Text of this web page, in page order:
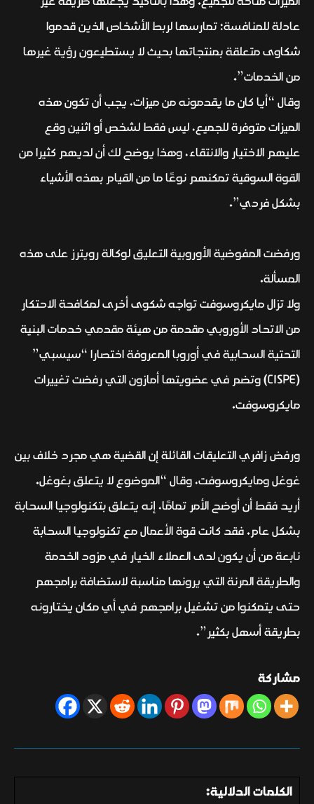
عادلة للمنافسة؛ تمارسها لربط الأشخاص الذين قدموا
شكاوى متعلقة بمنتجاتها بحيث لا يستطيعون رؤية غيرها
من الخدمات”.
وقال “أيا كان ما يقدمونه من ميزات، يجب أن تكون هذه
الميزات متوفرة للجميع، ليس فقط لشخص أو اثنين وقع
عليهم الاختيار والانتقاء، وهذا يوضح لك أن لديهم كثيرا من
القوة السوقية تمكنهم نوعًا ما من القيام بهذه الأشياء
بشكل فردي”.
ورفضت المفوضية الأوروبية التعليق لوكالة رويترز على هذه
المسألة.
ولا تزال مايكروسوفت تواجه شكوى أخرى لمكافحة الاحتكار
من الاتحاد الأوروبي مقدمة من هيئة مقدمي خدمات البنية
التحتية السحابية في أوروبا المعروفة اختصارا “سيسبي”
(CISPE) وتضم في عضويتها أمازون التي رفضت تغييرات
مايكروسوفت.
ورفض زافري التعليقات القائلة إن القضية هي مجرد خلاف بين
غوغل ومايكروسوفت، وقال “الموضوع لا يتعلق بغوغل.
أريد فقط أن أوضح الأمر تمامًا، إنه يتعلق بتكنولوجيا السحابة
بشكل عام. فقد كانت قوة الأعمال مع تكنولوجيا السحابة
نابعة من أن يكون لدى العملاء الخيار في مزود الخدمة
والطريقة المرنة التي يرونها مناسبة لاستضافة برامجهم
حتى يتمكنوا من تشغيل برامجهم في أي مكان يختارونه
بطريقة أسهل بكثير”.
مشاركة
الكلمات الدلالية: